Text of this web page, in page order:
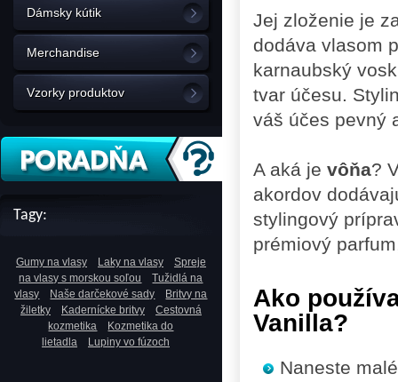
Dámsky kútik
Merchandise
Vzorky produktov
Tagy:
Gumy na vlasy Laky na vlasy
Spreje
na vlasy s morskou soľou
Tužidlá na
vlasy
Naše darčekové sady
Britvy na
žiletky
Kadernícke britvy
Cestovná
kozmetika
Kozmetika do
lietadla
Lupiny vo fúzoch
Jej zloženie je
dodáva vlasom
karnaubský
tvar účesu.
váš účes pevný
A aká je vôňa?
akordov
stylingový
prémiový
Ako
Vanilla?
Naneste